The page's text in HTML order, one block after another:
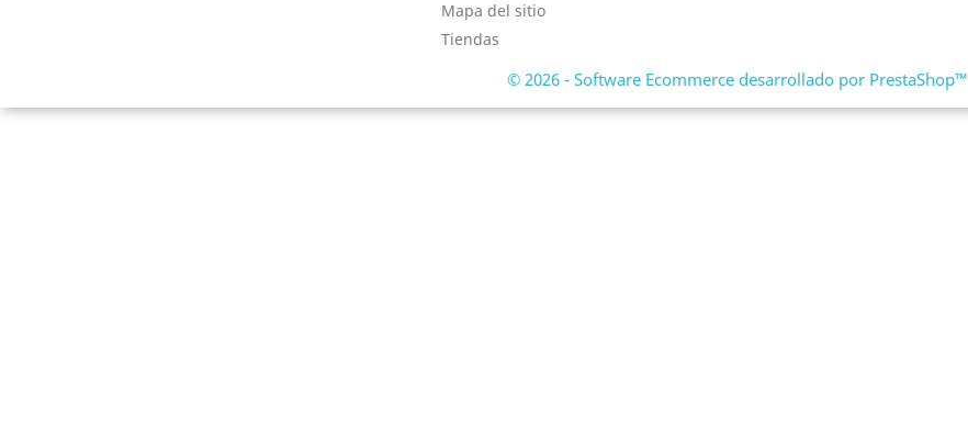
Mapa del sitio
Tiendas
© 2026 - Software Ecommerce desarrollado por PrestaShop™